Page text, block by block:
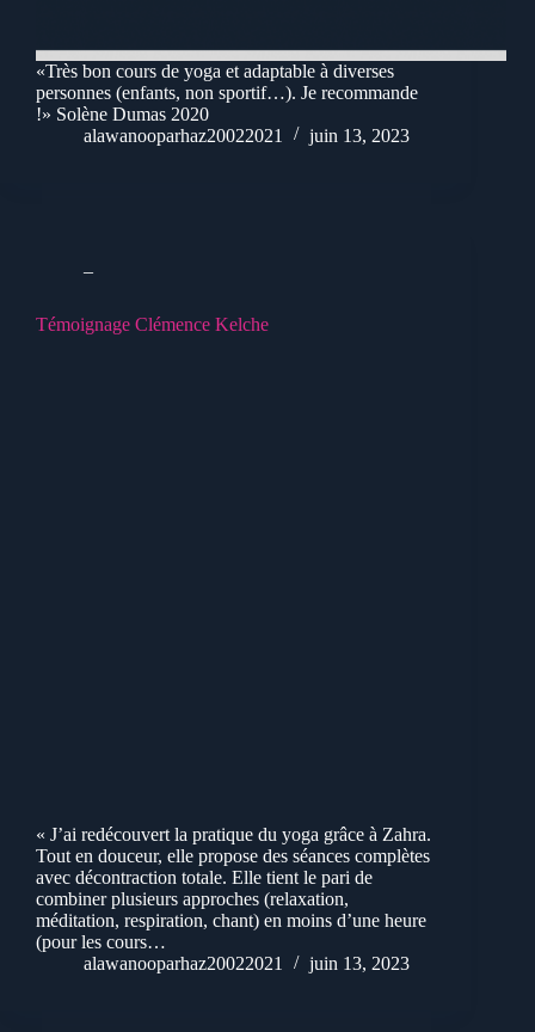
«Très bon cours de yoga et adaptable à diverses
personnes (enfants, non sportif…). Je recommande
!» Solène Dumas 2020
alawanooparhaz20022021
juin 13, 2023
Témoignage Clémence Kelche
« J’ai redécouvert la pratique du yoga grâce à Zahra.
Tout en douceur, elle propose des séances complètes
avec décontraction totale. Elle tient le pari de
combiner plusieurs approches (relaxation,
méditation, respiration, chant) en moins d’une heure
(pour les cours…
alawanooparhaz20022021
juin 13, 2023